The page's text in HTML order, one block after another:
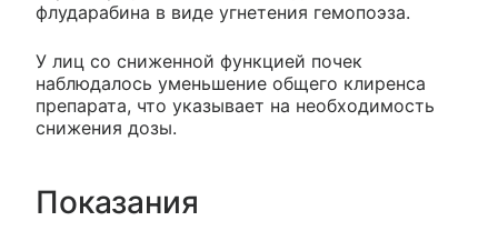
флударабина в виде угнетения гемопоэза.
У лиц со сниженной функцией почек
наблюдалось уменьшение общего клиренса
препарата, что указывает на необходимость
снижения дозы.
Показания